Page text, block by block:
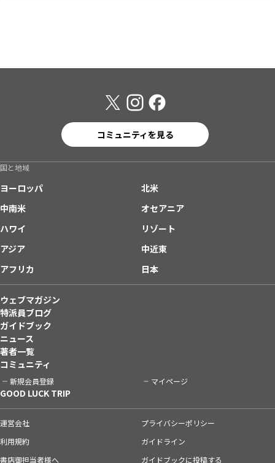
コミュニティを見る
国と地域
ヨーロッパ
北米
中南米
オセアニア
ハワイ
リゾート
アジア
中近東
アフリカ
日本
ウェブマガジン
特派員ブログ
ガイドブック
ニュース
著者一覧
コミュニティ
新規会員登録 マイページ
GOOD LUCK TRIP
運営会社
プライバシーポリシー
利用規約
ガイドライン
書店御担当者様へ
ガイドブックに投稿する